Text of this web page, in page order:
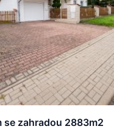
se zahradou 2883m2